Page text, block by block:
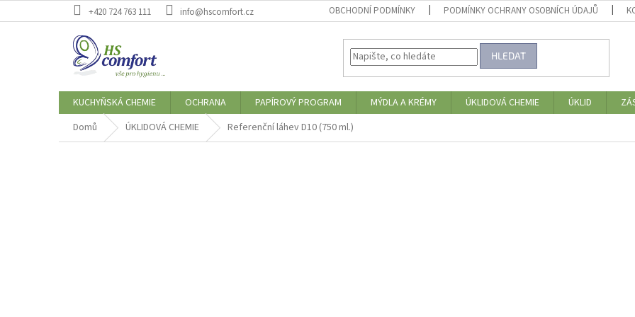
na
+420 724 763 111 info@hscomfort.cz OBCHODNÍ PODMÍNKY PODMÍNKY OCHRANY OSOBNÍCH ÚDAJŮ
HLEDAT
KUCHYŇSKÁ CHEMIE OCHRANA PAPÍROVÝ PROGRAM MÝDLA A KRÉMY ÚKLIDOVÁ CHEMIE ÚKLID
Domů
ÚKLIDOVÁ CHEMIE Referenční láhev D10 (750 ml.)